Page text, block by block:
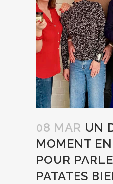
08 MAR UN
MOMENT
POUR
PATATES